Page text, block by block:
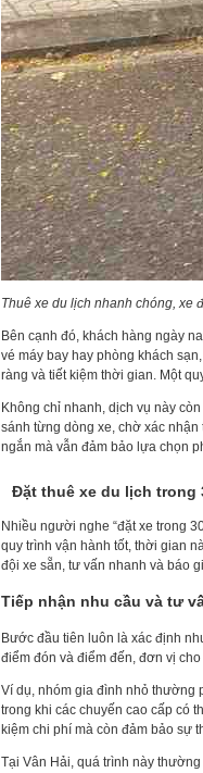
Thuê xe du lịch nhanh chóng, xe
Bên cạnh đó, khách hàng ngày
vé máy bay hay phòng khách
ràng và tiết kiệm thời gian. Một
Không chỉ nhanh, dịch vụ này
sánh từng dòng xe, chờ xác
ngắn mà vẫn đảm bảo lựa chọn
Đặt thuê xe du lịch trong
Nhiều người nghe “đặt xe trong
quy trình vận hành tốt, thời gian
đội xe sẵn, tư vấn nhanh và báo
Tiếp nhận nhu cầu và tư
Bước đầu tiên luôn là xác định
điểm đón và điểm đến, đơn vị
Ví dụ, nhóm gia đình nhỏ thường
trong khi các chuyến cao cấp có
kiệm chi phí mà còn đảm bảo sự
Tại Vân Hải, quá trình này